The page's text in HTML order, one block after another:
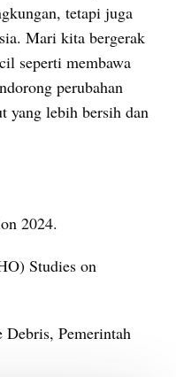
tetapi juga
Mari kita bergerak
seperti membawa
perubahan
yang lebih bersih dan
2024.
Studies on
Pemerintah